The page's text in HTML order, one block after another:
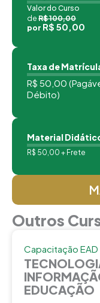
Valor do Curso
de R$ 100,00
por R$ 50,00
Taxa de
R$ 50,00
Débito)
Material
R$ 50,00 + Frete
Outros
Capacitação EAD
EDUCAÇÃO